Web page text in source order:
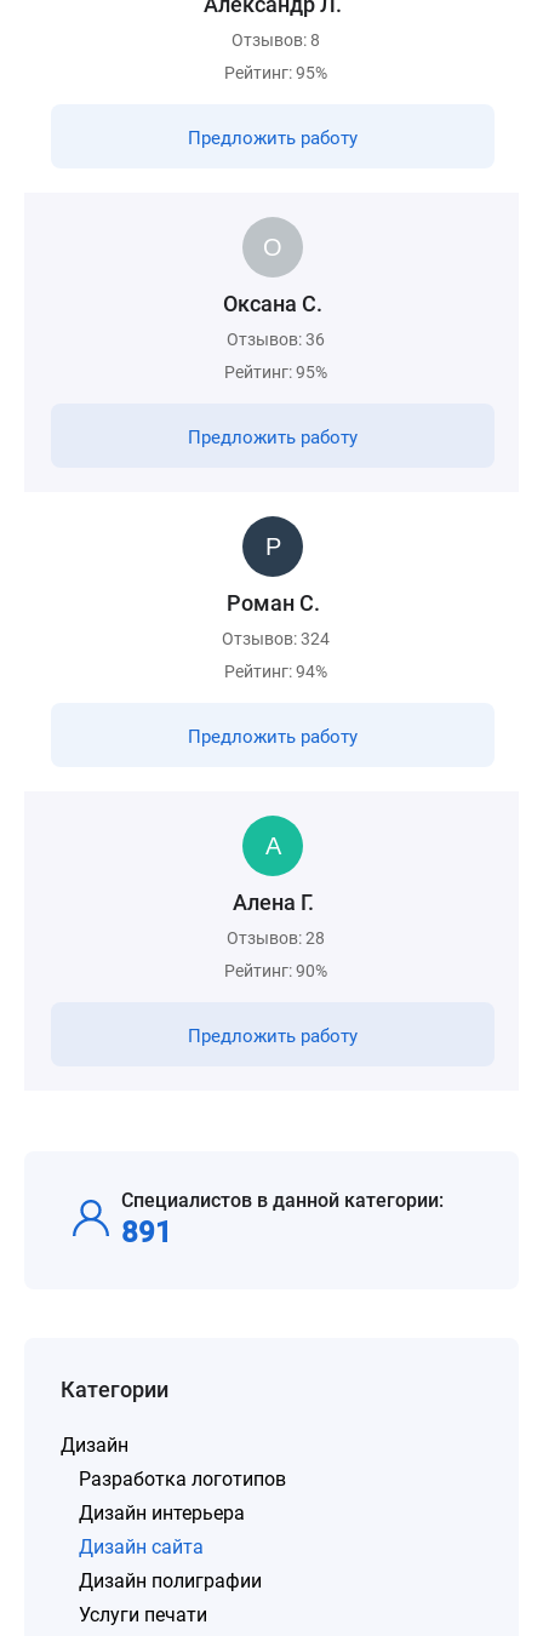
Отзывов: 8
Рейтинг: 95%
Предложить работу
Оксана С.
Отзывов: 36
Рейтинг: 95%
Предложить работу
Роман С.
Отзывов: 324
Рейтинг: 94%
Предложить работу
Алена Г.
Отзывов: 28
Рейтинг: 90%
Предложить работу
Специалистов в данной категории:
891
Категории
Дизайн
Разработка логотипов
Дизайн интерьера
Дизайн сайта
Дизайн полиграфии
Услуги печати